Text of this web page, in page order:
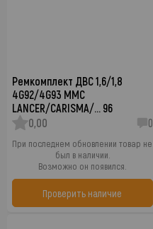
Ремкомплект ДВС 1,6/1,8
4G92/4G93 MMC
LANCER/CARISMA/… 96
0,00
0
При последнем обновлении товар не
был в наличии.
Возможно он появился.
Проверить наличие